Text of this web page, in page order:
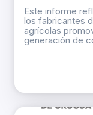
Este informe
los fabricantes
agrícolas
generación de